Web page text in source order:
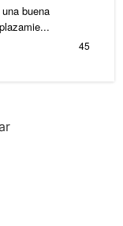
buena
45